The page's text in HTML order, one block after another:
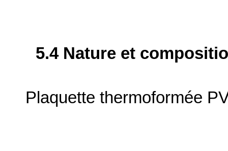
5.4 Nature et
Plaquette thermoformée